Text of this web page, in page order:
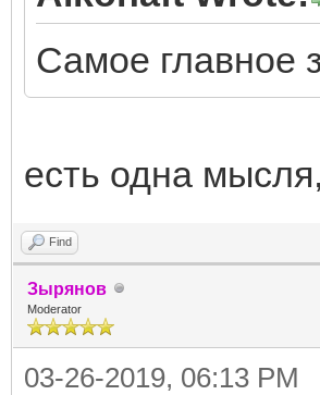
Самое главное
есть одна
Find
Зырянов
Moderator
03-26-2019, 06:13 PM